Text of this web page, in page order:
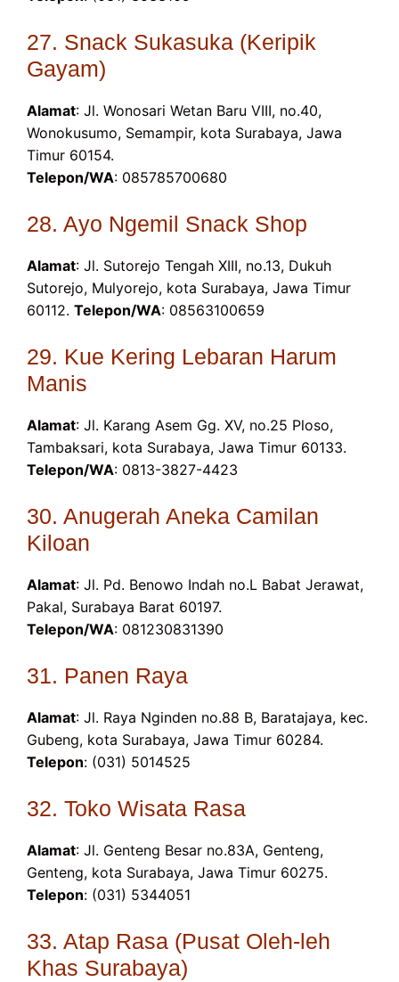
27. Snack Sukasuka (Keripik
Gayam)
Alamat: Jl. Wonosari Wetan Baru VIII, no.40,
Wonokusumo, Semampir, kota Surabaya, Jawa
Timur 60154.
Telepon/WA: 085785700680
28. Ayo Ngemil Snack Shop
Alamat: Jl. Sutorejo Tengah XIII, no.13, Dukuh
Sutorejo, Mulyorejo, kota Surabaya, Jawa Timur
60112. Telepon/WA: 08563100659
29. Kue Kering Lebaran Harum
Manis
Alamat: Jl. Karang Asem Gg. XV, no.25 Ploso,
Tambaksari, kota Surabaya, Jawa Timur 60133.
Telepon/WA: 0813-3827-4423
30. Anugerah Aneka Camilan
Kiloan
Alamat: Jl. Pd. Benowo Indah no.L Babat Jerawat,
Pakal, Surabaya Barat 60197.
Telepon/WA: 081230831390
31. Panen Raya
Alamat: Jl. Raya Nginden no.88 B, Baratajaya, kec.
Gubeng, kota Surabaya, Jawa Timur 60284.
Telepon: (031) 5014525
32. Toko Wisata Rasa
Alamat: Jl. Genteng Besar no.83A, Genteng,
Genteng, kota Surabaya, Jawa Timur 60275.
Telepon: (031) 5344051
33. Atap Rasa (Pusat Oleh-leh
Khas Surabaya)